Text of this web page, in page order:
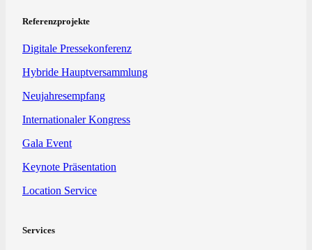
Referenzprojekte
Digitale Pressekonferenz
Hybride Hauptversammlung
Neujahresempfang
Internationaler Kongress
Gala Event
Keynote Präsentation
Location Service
Services